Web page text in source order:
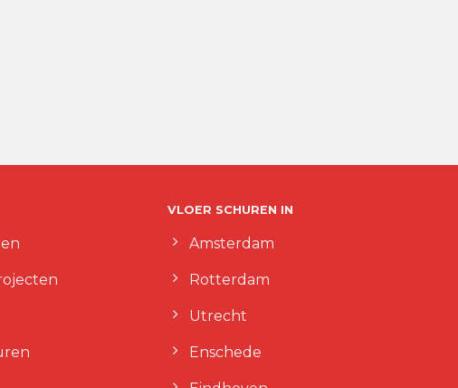
VLOER SCHUREN IN
Amsterdam
Rotterdam
Utrecht
Enschede